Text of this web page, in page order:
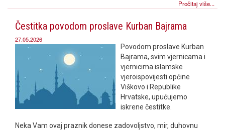
Pročitaj više...
Čestitka povodom proslave Kurban Bajrama
27.05.2026
Povodom proslave Kurban
Bajrama, svim vjernicama i
vjernicima islamske
vjeroispovijesti općine
Viškovo i Republike
Hrvatske, upućujemo
iskrene čestitke.
Neka Vam ovaj praznik donese zadovoljstvo, mir, duhovnu